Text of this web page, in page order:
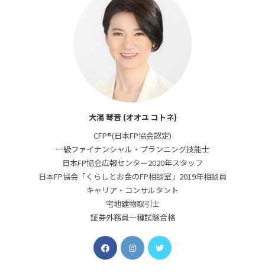
大湯 琴音 (オオユ コトネ)
CFP®(日本FP協会認定)
一級ファイナンシャル・プランニング技能士
日本FP協会広報センター2020年スタッフ
日本FP協会「くらしとお金のFP相談室」2019年相談員
キャリア・コンサルタント
宅地建物取引士
証券外務員一種試験合格